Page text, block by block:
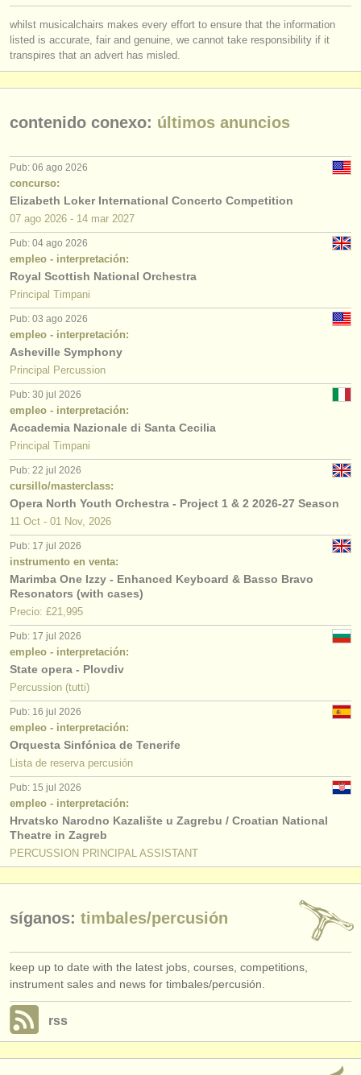
whilst musicalchairs makes every effort to ensure that the information
listed is accurate, fair and genuine, we cannot take responsibility if it
transpires that an advert has misled.
contenido conexo: últimos anuncios
Pub: 06 ago 2026
concurso:
Elizabeth Loker International Concerto Competition
07 ago 2026 - 14 mar 2027
Pub: 04 ago 2026
empleo - interpretación:
Royal Scottish National Orchestra
Principal Timpani
Pub: 03 ago 2026
empleo - interpretación:
Asheville Symphony
Principal Percussion
Pub: 30 jul 2026
empleo - interpretación:
Accademia Nazionale di Santa Cecilia
Principal Timpani
Pub: 22 jul 2026
cursillo/masterclass:
Opera North Youth Orchestra - Project 1 & 2 2026-27 Season
11 Oct - 01 Nov, 2026
Pub: 17 jul 2026
instrumento en venta:
Marimba One Izzy - Enhanced Keyboard & Basso Bravo
Resonators (with cases)
Precio: £21,995
Pub: 17 jul 2026
empleo - interpretación:
State opera - Plovdiv
Percussion (tutti)
Pub: 16 jul 2026
empleo - interpretación:
Orquesta Sinfónica de Tenerife
Lista de reserva percusión
Pub: 15 jul 2026
empleo - interpretación:
Hrvatsko Narodno Kazalište u Zagrebu / Croatian National
Theatre in Zagreb
PERCUSSION PRINCIPAL ASSISTANT
síganos: timbales/percusión
keep up to date with the latest jobs, courses, competitions,
instrument sales and news for timbales/percusión.
rss